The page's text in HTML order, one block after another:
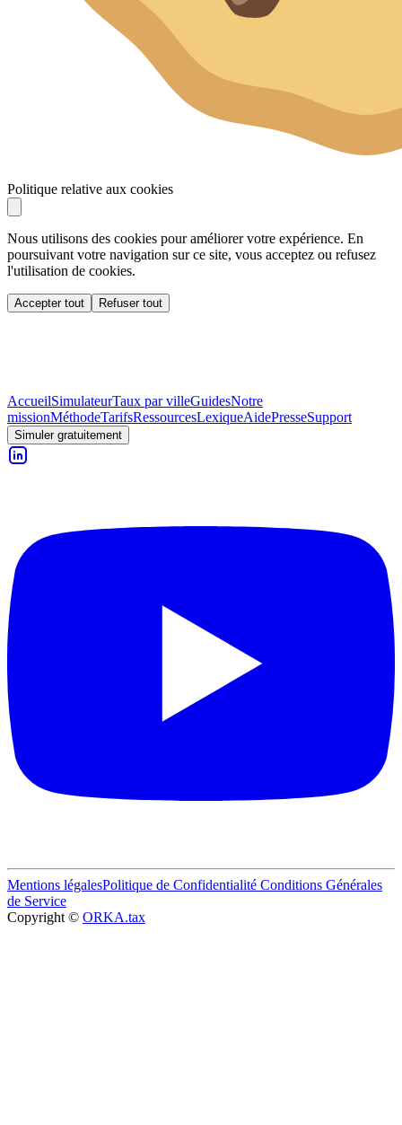
Politique relative aux cookies
Nous utilisons des cookies pour améliorer votre expérience. En
poursuivant votre navigation sur ce site, vous acceptez ou refusez
l'utilisation de cookies.
Accepter tout Refuser tout
AccueilSimulateurTaux par villeGuidesNotre
missionMéthodeTarifsRessourcesLexiqueAidePresseSupport
Simuler gratuitement
Mentions légalesPolitique de Confidentialité Conditions Générales
de Service
Copyright © ORKA.tax